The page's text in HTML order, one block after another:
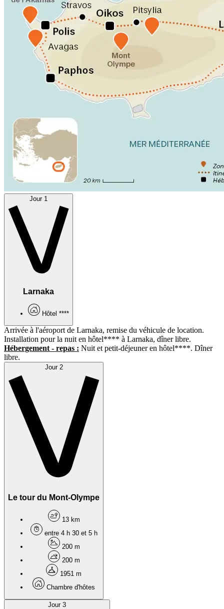
Jour 1
Larnaka
Hôtel ****
Arrivée à l'aéroport de Larnaka, remise du véhicule de location.
Installation pour la nuit en hôtel**** à Larnaka, dîner libre.
Hébergement - repas : Nuit et petit-déjeuner en hôtel****. Dîner
libre.
Jour 2
Le tour du Mont-Olympe
13 km
entre 4 h 30 et 5 h
200 m
200 m
1951 m
Chambre d'hôtes
Jour 3